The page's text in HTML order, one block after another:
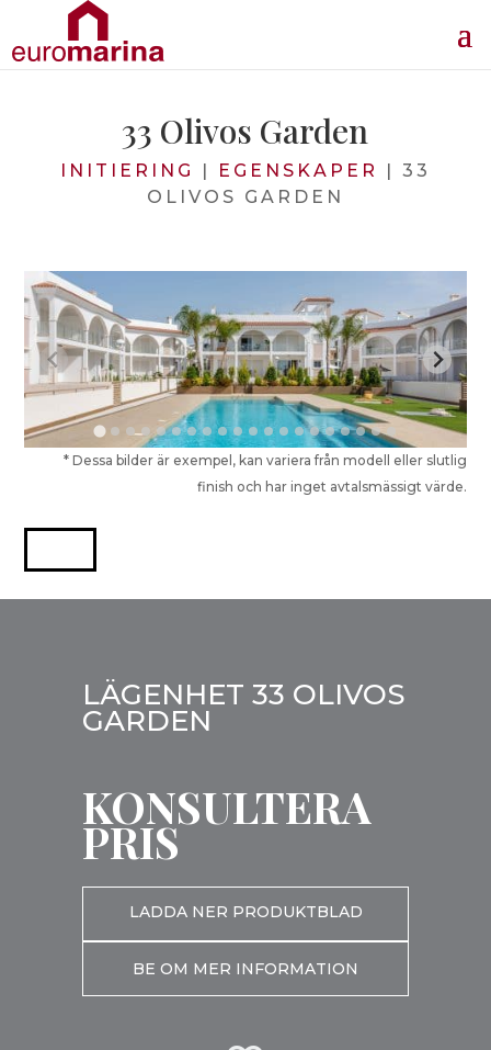
33 Olivos Garden
INITIERING | EGENSKAPER | 33
OLIVOS GARDEN
* Dessa bilder är exempel, kan variera från modell eller slutlig
finish och har inget avtalsmässigt värde.
LÄGENHET 33 OLIVOS
GARDEN
KONSULTERA
PRIS
LADDA NER PRODUKTBLAD
BE OM MER INFORMATION